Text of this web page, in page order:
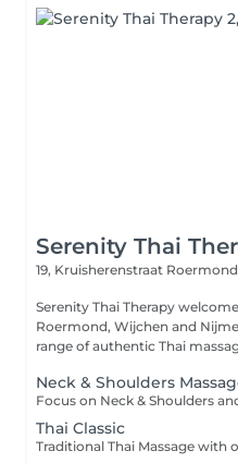
Serenity Thai
19, Kruisherenstraat
Serenity Thai Therapy welcomes
Roermond, Wijchen and
range of authentic Thai
Neck & Shoulders
Thai Classic